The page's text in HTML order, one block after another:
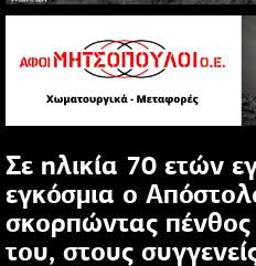
Σε ηλικία 70 ετών
εγκόσμια ο
σκορπώντας πένθος
του, στους